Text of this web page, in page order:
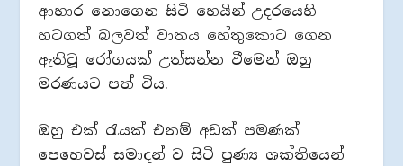
ආහාර නොගෙන සිටි හෙයින් උදරයෙහි
හටගත් බලවත් වාතය හේතුකොට ගෙන
ඇතිවූ රෝගයක් උත්සන්න වීමෙන් ඔහු
මරණයට පත් විය.
ඔහු එක් රැයක් එනම් අඩක් පමණක්
පෙහෙවස් සමාදන් ව සිටි පුණ්‍ය ශක්තියෙන්